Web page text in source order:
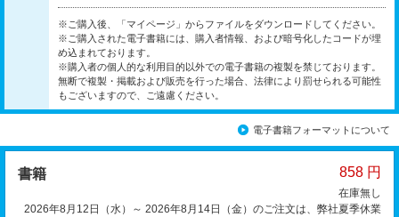
※ご購入後、「マイページ」からファイルをダウンロードしてください。
※ご購入された電子書籍には、購入者情報、および暗号化したコードが埋
め込まれております。
※購入者の個人的な利用目的以外での電子書籍の複製を禁じております。
無断で複製・掲載および販売を行った場合、法律により罰せられる可能性
もございますので、ご遠慮ください。
電子書籍フォーマットについて
書籍 858 円
在庫無し
2026年8月12日（水）～ 2026年8月14日（金）のご注文は、弊社夏季休業